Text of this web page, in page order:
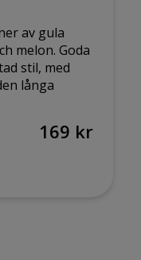
av gula
melon. Goda
stil, med
långa
169 kr